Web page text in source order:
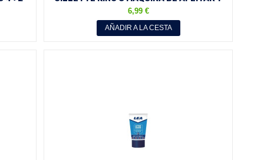
PERFILAR
6,99 €
AÑADIR A LA CESTA